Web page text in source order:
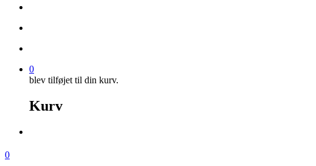
0
blev tilføjet til din kurv.
Kurv
0